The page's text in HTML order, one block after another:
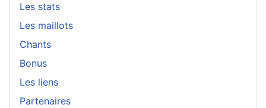
Les stats
Les maillots
Chants
Bonus
Les liens
Partenaires